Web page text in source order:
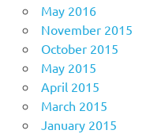
May 2016
November 2015
October 2015
May 2015
April 2015
March 2015
January 2015